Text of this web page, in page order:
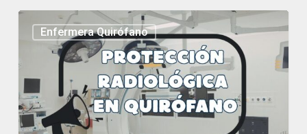
Enfermera Quirófano
Protección
Radiológica
en
Quirófano.
Recomendaciones
guías